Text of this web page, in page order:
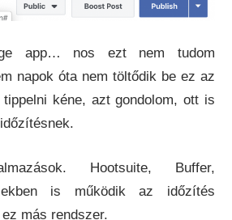
app… nos ezt nem tudom
napok óta nem töltődik be ez az
kéne, azt gondolom, ott is
Hootsuite, Buffer,
is működik az időzítés
más rendszer.